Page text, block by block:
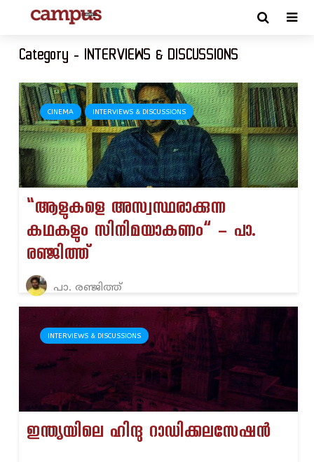
Category - INTERVIEWS & DISCUSSIONS
CINEMA INTERVIEWS & DISCUSSIONS
“ആളുകളെ അസ്വസ്ഥരാക്കുന്ന
കഥകളും സിനിമയാകണം” – പാ.
രഞ്ജിത്ത്
പാ. രഞ്ജിത്ത്
INTERVIEWS & DISCUSSIONS
ഇന്ത്യയിലെ ഹിന്ദു റാഡിക്കലസേഷൻ